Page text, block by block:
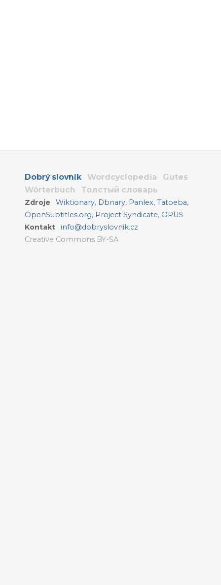
Dobrý slovník Wordcyclopedia
Gutes
Wörterbuch
Толстый словарь
Zdroje Wiktionary, Dbnary, Panlex,Tatoeba,
OpenSubtitles.org, Project Syndicate, OPUS
Kontakt
info@dobryslovnik.cz
Creative Commons BY-SA